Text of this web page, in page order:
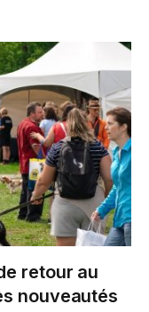
retour au
nouveautés